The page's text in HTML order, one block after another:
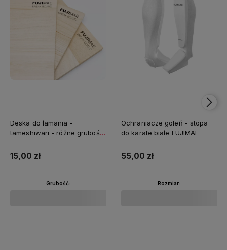
Deska do łamania -
tameshiwari - różne grubości
15,00 zł
Grubość:
Ochraniacze goleń - stopa
do karate białe FUJIMAE
55,00 zł
Rozmiar: